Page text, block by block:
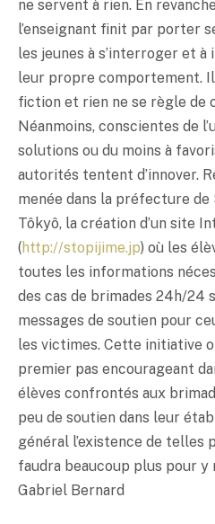
ne servent à rien. En
l’enseignant finit par porter
les jeunes à s’interroger et
leur propre comportement. Il
fiction et rien ne se règle de
Néanmoins, conscientes de
solutions ou du moins à
autorités tentent d’innover.
menée dans la préfecture de
Tôkyô, la création d’un site
(http://stopijime.jp) où les
toutes les informations
des cas de brimades 24h/24
messages de soutien pour
les victimes. Cette initiative
premier pas encourageant
élèves confrontés aux
peu de soutien dans leur
général l’existence de telles
faudra beaucoup plus pour
Gabriel Bernard